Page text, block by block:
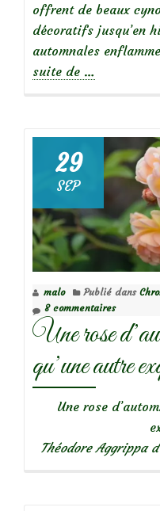
offrent de beaux
décoratifs jusqu’en
automnales
suite de
jardin
…
29
SEP
malo Publié dans
8 commentaires
Une rose
qu’une autre
Une rose
Théodore Aggrippa